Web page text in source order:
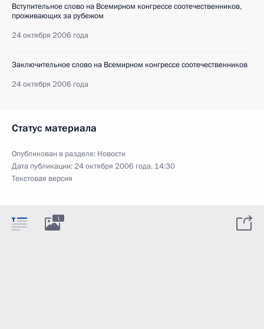
Вступительное слово на Всемирном конгрессе соотечественников,
проживающих за рубежом
24 октября 2006 года
Заключительное слово на Всемирном конгрессе соотечественников
24 октября 2006 года
Статус материала
Опубликован в разделе: Новости
Дата публикации:24 октября 2006 года, 14:30
Текстовая версия
1